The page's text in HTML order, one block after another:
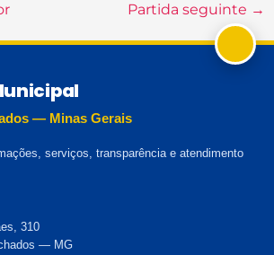
Partida seguinte →
— Minas Gerais
serviços, transparência e atendimento
310
— MG